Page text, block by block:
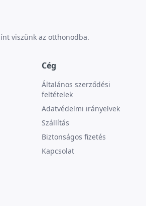
viszünk az otthonodba.
Cég
Általános szerződési
feltételek
Adatvédelmi irányelvek
Szállítás
Biztonságos fizetés
Kapcsolat